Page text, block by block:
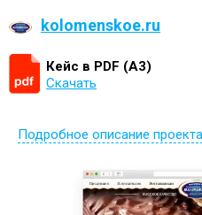
kolomenskoe.ru
Кейс в PDF (А3)
Скачать
Подробное описание проекта